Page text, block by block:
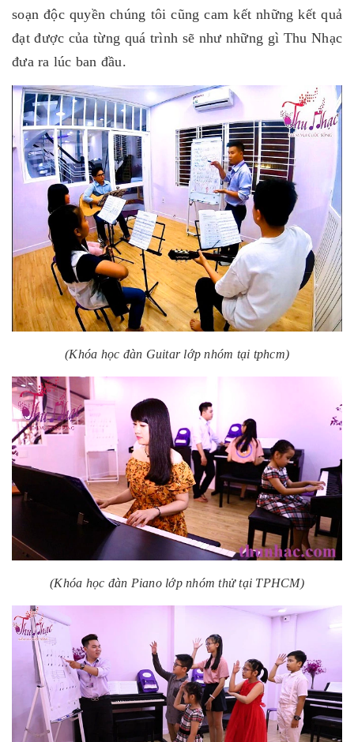
soạn độc quyền chúng tôi cũng cam kết những kết quả
đạt được của từng quá trình sẽ như những gì Thu Nhạc
đưa ra lúc ban đầu.
(Khóa học đàn Guitar lớp nhóm tại tphcm)
(Khóa học đàn Piano lớp nhóm thử tại TPHCM)